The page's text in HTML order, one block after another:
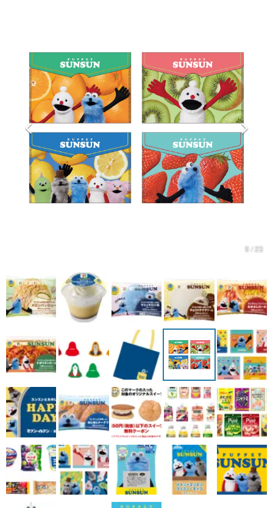
ゲームが変えた日本語
「経験値」「裏技」「ラスボス」… ゲームにまつわる言葉
の起源や用法の変遷を、コンピューター文化史研究家・タ
イニーP氏が徹底調査。
カテゴリ
特集記事
マンガ
女性向け
アプリレビュー
運営：株式会社マレ
9 / 23